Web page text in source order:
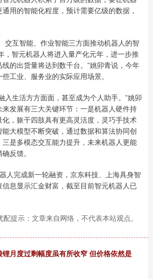
用的智能化程度，预计需要亿级的数据，
互智能、作业智能三方面推动机器人的智
，智元机器人将进入量产化元年，进一步推
的出货量将达到数千台。”姚卯青说，今年
工业、服务业的实际应用场景。
生活方方面面，甚至成为个人助手。”姚卯
发展有三大关键环节：一是机器人硬件持
，躯干四肢具有更高灵活度，灵巧手技术
大模型不断突破，通过数据和算法协同创
是多模态交互能力提升，未来机器人更能
反馈。
完成新一轮融资，京东科技、上海具身智
息显示汇金财富，截至目前智元机器人已
配提示：文章来自网络，不代表本站观点。
锂月度过剩幅度虽有所收窄 但价格依然是